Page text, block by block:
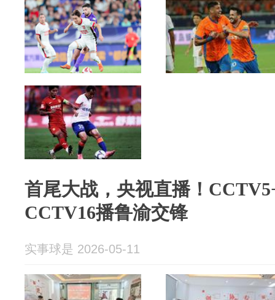
首尾大战，央视直播！
CCTV16播鲁渝交锋
实事球是 2026-05-11